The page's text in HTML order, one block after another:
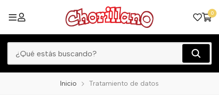
0
Inicio Tratamiento de datos